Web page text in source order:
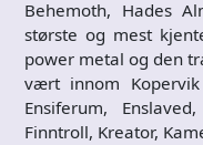
Behemoth, Hades
største og mest
power metal og den
vært innom
Ensiferum,
Finntroll, Kreator,